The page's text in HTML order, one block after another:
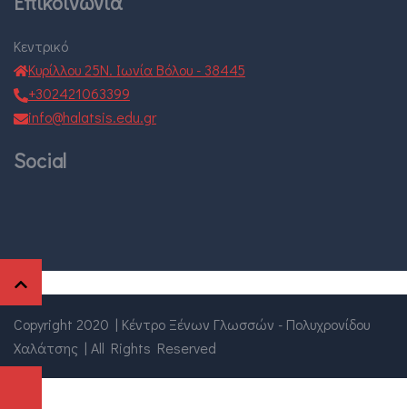
Κεντρικό
Κυρίλλου 25Ν. Ιωνία Βόλου - 38445
+302421063399
info@halatsis.edu.gr
Social
Copyright 2020 | Κέντρο Ξένων Γλωσσών - Πολυχρονίδου
Χαλάτσης | All Rights Reserved